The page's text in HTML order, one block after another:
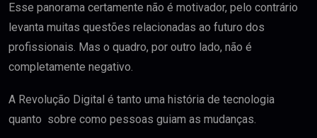
Esse panorama certamente não é motivador, pelo contrário
levanta muitas questões relacionadas ao futuro dos
profissionais. Mas o quadro, por outro lado, não é
completamente negativo.
A Revolução Digital é tanto uma história de tecnologia
quanto sobre como pessoas guiam as mudanças.